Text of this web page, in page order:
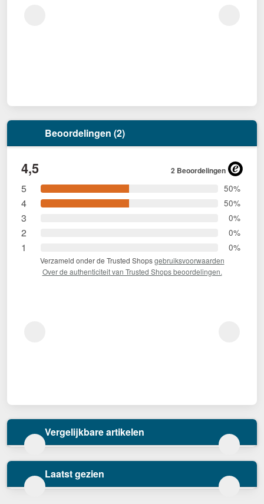
Beoordelingen (2)
4,5 2 Beoordelingen
5 50%
4 50%
3 0%
2 0%
1 0%
Verzameld onder de Trusted Shopsgebruiksvoorwaarden
Over de authenticiteit van Trusted Shops beoordelingen.
Vergelijkbare artikelen
Laatst gezien